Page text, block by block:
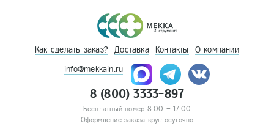
Как сделать заказ? Доставка Контакты О компании
info@mekkain.ru
8 (800) 3333-897
Бесплатный номер 8:00 – 17:00
Оформление заказа круглосуточно